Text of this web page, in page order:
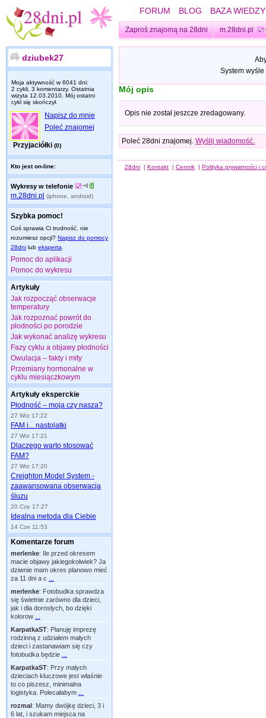
FORUM BLOG BAZA WIEDZY
Zaproś znajomą na 28dni m.28dni.pl
dziubek27
Moja aktywność w 6041 dni:
2 cykli, 3 komentarzy. Ostatnia
wizyta 12.03.2010 . Mój ostatni
cykl się skończył.
Napisz do mnie
Poleć znajomej
Przyjaciółki (0)
Kto jest on-line:
Wykresy w telefonie
m.28dni.pl (iphone, android)
Szybka pomoc!
Coś sprawia Ci trudność, nie
rozumiesz opcji? Napisz do pomocy
28dni lub eksperta
Pomoc do aplikacji
Pomoc do wykresu
Artykuły
Jak rozpocząć obserwacje
temperatury
Jak rozpoznać powrót do
płodności po porodzie
Jak wykonać analizę wykresu
Fazy cyklu a objawy płodności
Owulacja – fakty i mity
Przemiany hormonalne w
cyklu miesiączkowym
Artykuły eksperckie
Płodność – moja czy nasza?
27 Wrz 17:22
FAM i... nastolatki
27 Wrz 17:21
Dlaczego warto stosować
FAM?
27 Wrz 17:20
Creighton Model System -
zaawansowana obserwacja
śluzu
20 Cze 17:27
Idealna metoda dla Ciebie
14 Cze 11:53
Komentarze forum
merlenke: Ile przed okresem
macie objawy jakiegokolwiek? Ja
dziwnie mam okres planowo mieć
za 11 dni a c
merlenke: Fotobudka sprawdza
się świetnie zarówno dla dzieci,
jak i dla dorosłych, bo dzięki
kolorow
KarpatkaST: Planuję imprezę
rodzinną z udziałem małych
dzieci i zastanawiam się czy
fotobudka będzie
KarpatkaST: Przy małych
dzieciach kluczowe jest właśnie
to co piszesz, minimalna
logistyka. Polecałabym
rozmal: Mamy dwójkę dzieci, 3 i
6 lat, i szukam miejsca na
System
Mój opis
Opis nie został jeszcze zredagowany.
Poleć 28dni znajomej. Wyślij wiadomość.
28dni | Kontakt | Cennik | Polityka prywatności i